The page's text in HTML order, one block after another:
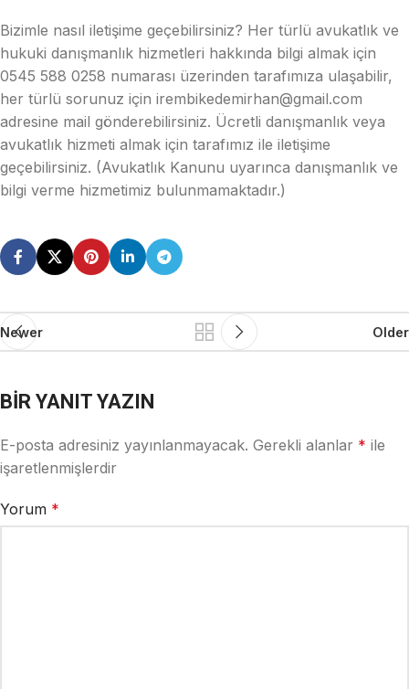
Bizimle nasıl iletişime geçebilirsiniz? Her türlü avukatlık ve
hukuki danışmanlık hizmetleri hakkında bilgi almak için
0545 588 0258 numarası üzerinden tarafımıza ulaşabilir,
her türlü sorunuz için irembikedemirhan@gmail.com
adresine mail gönderebilirsiniz. Ücretli danışmanlık veya
avukatlık hizmeti almak için tarafımız ile iletişime
geçebilirsiniz. (Avukatlık Kanunu uyarınca danışmanlık ve
bilgi verme hizmetimiz bulunmamaktadır.)
Newer Older
BIR YANIT YAZIN
E-posta adresiniz yayınlanmayacak. Gerekli alanlar * ile
işaretlenmişlerdir
Yorum *